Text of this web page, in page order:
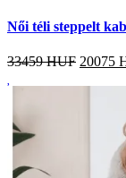
Női téli steppelt
33459 HUF 20075